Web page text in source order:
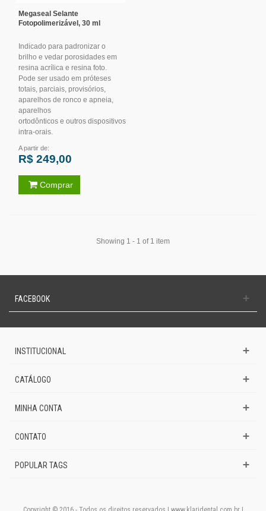
Megaseal Selante
Fotopolimerizável, 30 ml
Indicado para padronizar o
brilho e vedar porosidades em
resina acrílica e resina foto.
Pode ser usado em próteses
totais, parciais, provisórios,
aparelhos de ronco e apneia,
aparelhos
ortodônticos e outros dispositivos
intra-orais.
A partir de:
R$ 249,00
Comprar
Showing 1 - 1 of 1 item
FACEBOOK
INSTITUCIONAL
CATÁLOGO
MINHA CONTA
CONTATO
POPULAR TAGS